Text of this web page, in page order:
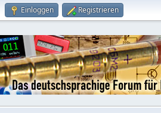
Einloggen Registrieren